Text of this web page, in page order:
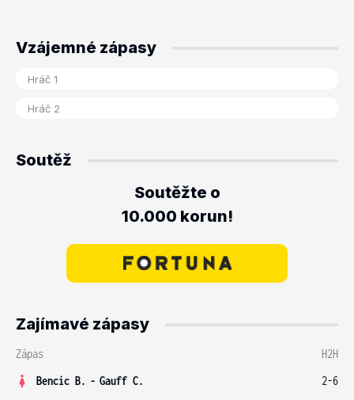
Vzájemné zápasy
Soutěž
Soutěžte o
10.000 korun!
Zajímavé zápasy
Zápas
H2H
Bencic B. - Gauff C.
2-6